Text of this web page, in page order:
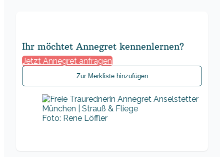
Ihr möchtet Annegret kennenlernen?
Jetzt Annegret anfragen
Zur Merkliste hinzufügen
Foto: Rene Löffler